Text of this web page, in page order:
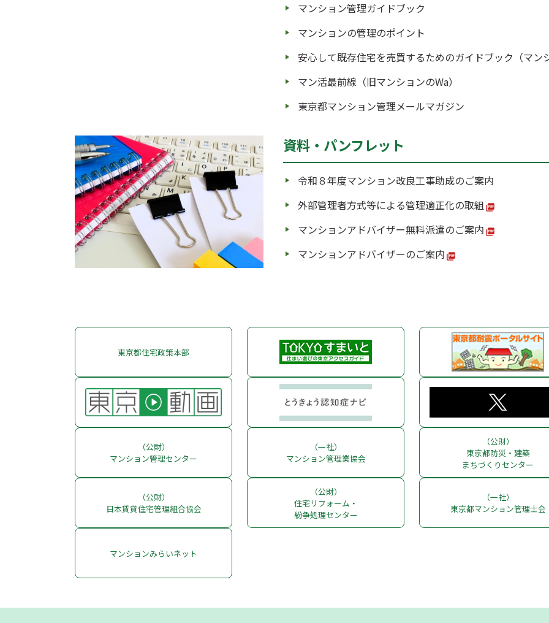
マンション管理ガイドブック
マンションの管理のポイント
安心して既存住宅を売買するためのガイドブック（マン
マン活最前線（旧マンションのWa）
東京都マンション管理メールマガジン
資料・パンフレット
令和８年度マンション改良工事助成のご案内
外部管理者方式等による管理適正化の取組
マンションアドバイザー無料派遣のご案内
マンションアドバイザーのご案内
東京都住宅政策本部
（公財）
マンション管理センター
（一社）
マンション管理業協会
（公財）
東京都防災・建築
まちづくりセンター
（公財）
日本賃貸住宅管理組合協会
（公財）
住宅リフォーム・
紛争処理センター
（一社）
東京都マンション管理士会
マンションみらいネット